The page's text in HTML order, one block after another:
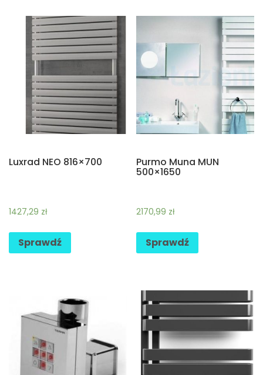
Luxrad NEO 816×700
1427,29 zł
Sprawdź
Purmo Muna MUN
500×1650
2170,99 zł
Sprawdź